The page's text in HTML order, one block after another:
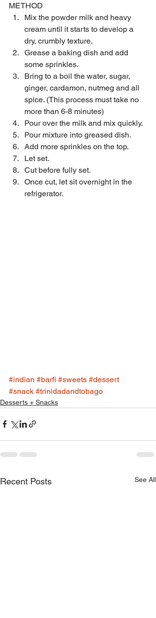
METHOD
Mix the powder milk and heavy
cream until it starts to develop a
dry, crumbly texture.
Grease a baking dish and add
some sprinkles.
Bring to a boil the water, sugar,
ginger, cardamon, nutmeg and all
spice. (This process must take no
more than 6-8 minutes)
Pour over the milk and mix quickly.
Pour mixture into greased dish.
Add more sprinkles on the top.
Let set.
Cut before fully set.
Once cut, let sit overnight in the
refrigerator.
#indian #barfi #sweets #dessert
#snack #trinidadandtobago
Desserts + Snacks
Recent Posts See All